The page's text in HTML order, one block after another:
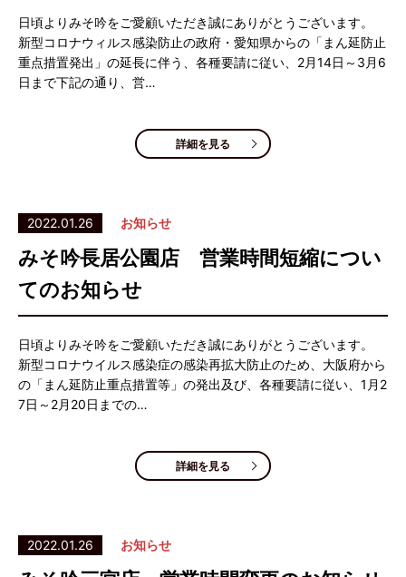
日頃よりみそ吟をご愛顧いただき誠にありがとうございます。
新型コロナウィルス感染防止の政府・愛知県からの「まん延防止
重点措置発出」の延長に伴う、各種要請に従い、2月14日～3月6
日まで下記の通り、営…
詳細を見る
2022.01.26 お知らせ
みそ吟長居公園店 営業時間短縮につい
てのお知らせ
日頃よりみそ吟をご愛顧いただき誠にありがとうございます。
新型コロナウイルス感染症の感染再拡大防止のため、大阪府から
の「まん延防止重点措置等」の発出及び、各種要請に従い、1月2
7日～2月20日までの…
詳細を見る
2022.01.26 お知らせ